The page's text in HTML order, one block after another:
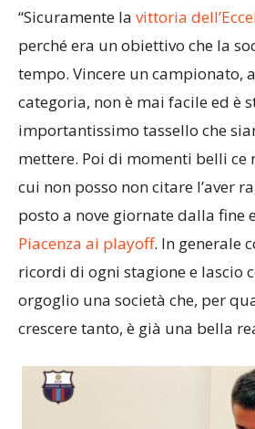
Se dovessi scegliere il ricordo
sceglieresti?
“Sicuramente lavittoria
perché era un obiettivo che la
tempo. Vincere un campionato,
categoria, non è mai facile ed è
importantissimo tassello che
mettere. Poi di momenti belli ce
cui non posso non citare l’aver
posto a nove giornate dalla fine
Piacenza ai playoff. In generale
ricordi di ogni stagione e lascio
orgoglio una società che, per
crescere tanto, è già una bella